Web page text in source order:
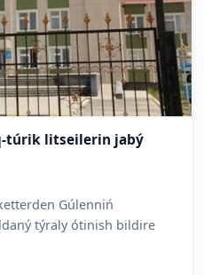
túrik litseilerin jabý
Gúlenniń
týraly ótinish bildire